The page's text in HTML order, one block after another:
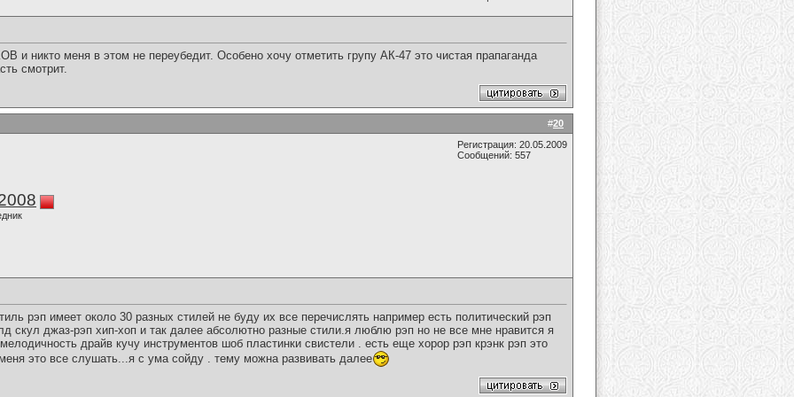
и никто меня в этом не переубедит. Особено хочу отметить групу АК-47 это чистая прапаганда
смотрит.
#20
Регистрация: 20.05.2009
Сообщений: 557
рэп имеет около 30 разных стилей не буду их все перечислять например есть политический рэп
скул джаз-рэп хип-хоп и так далее абсолютно разные стили.я люблю рэп но не все мне нравится я
драйв кучу инструментов шоб пластинки свистели . есть еще хорор рэп крэнк рэп это
это все слушать...я с ума сойду . тему можна развивать далее